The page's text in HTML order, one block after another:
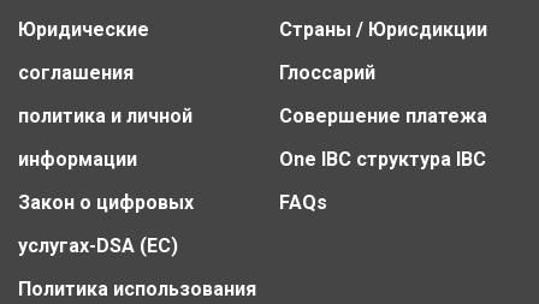
Юридические
соглашения
политика и личной
информации
Закон о цифровых
услугах-DSA (ЕС)
Политика использования
Страны / Юрисдикции
Глоссарий
Совершение платежа
One IBC структура IBC
FAQs